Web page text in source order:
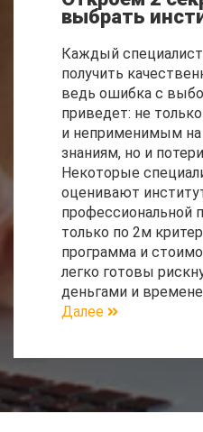
выбрать
Каждый
получить
ведь ошибка с
приведет: не
и неприменимым на
знаниям, но и
Некоторые
оценивают
профессиональной
только по 2м
программа и
легко готовы
деньгами и
Далее